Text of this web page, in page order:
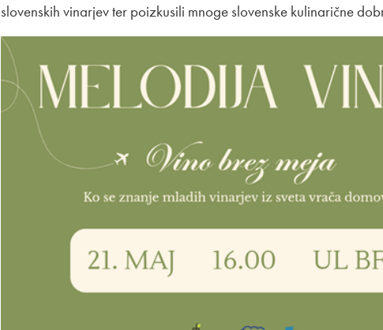
slovenskih vinarjev ter poizkusili mnoge slovenske kulinarične